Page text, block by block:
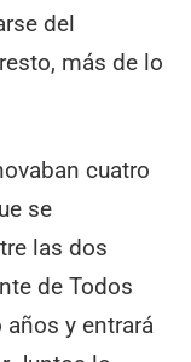
del
más de lo
cuatro
se
las dos
de Todos
y entrará